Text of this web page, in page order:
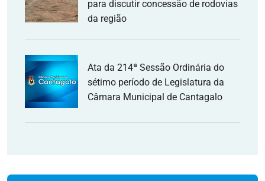
para discutir concessão de rodovias
da região
Ata da 214ª Sessão Ordinária do
sétimo período de Legislatura da
Câmara Municipal de Cantagalo